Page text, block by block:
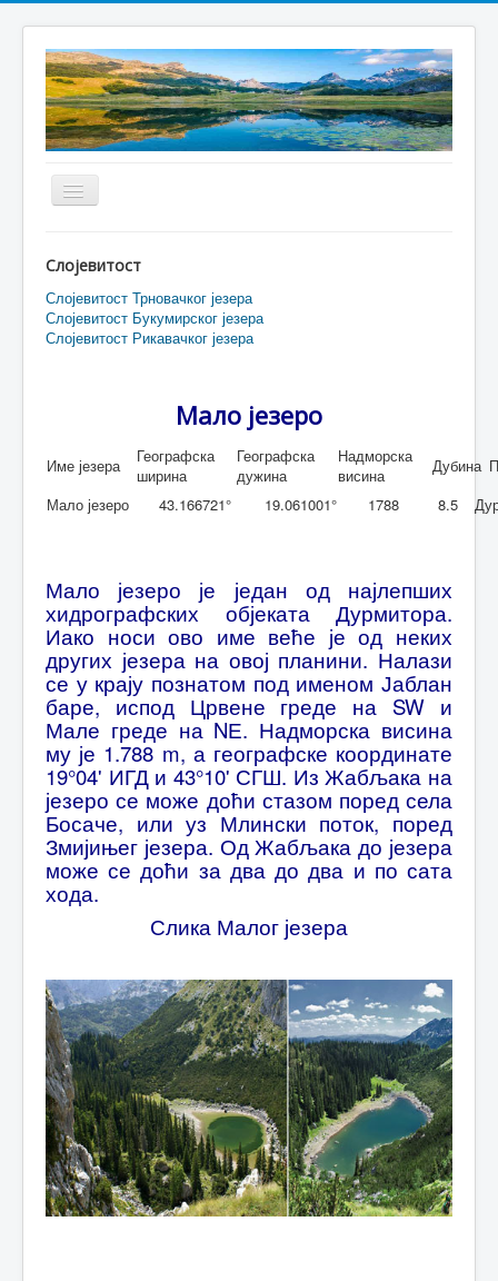
Toggle
Navigation
О нама
Бјеласица
Проклетије и Виситор
Лукавица
Контакт
Слојевитост
Слојевитост Трновачког језера
Слојевитост Букумирског језера
Слојевитост Рикавачког језера
Мало језеро
Име језера
Географска
ширина
Географска
дужина
Надморска
висина
Дубина
Мало језеро
43.166721° 19.061001° 1788 8.5
Мало језеро је један од најлепших
хидрографских објеката Дурмитора.
Иако носи ово име веће је од неких
других језера на овој планини. Налази
се у крају познатом под именом Јаблан
баре, испод Црвене греде на SW и
Мале греде на NЕ. Надморска висина
му је 1.788 m, а географске координате
19°04' ИГД и 43°10' СГШ. Из Жабљака на
језеро се може доћи стазом поред села
Босаче, или уз Млински поток, поред
Змијињег језера. Од Жабљака до језера
може се доћи за два до два и по сата
хода.
Слика Малог језера